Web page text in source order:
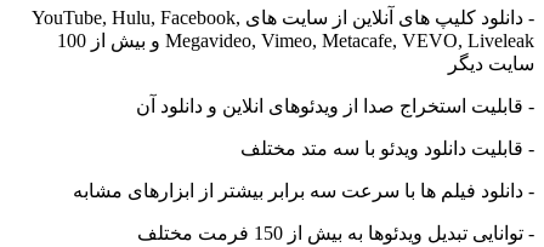
- دانلود کلیپ های آنلاین از سایت های YouTube, Hulu, Facebook,
Megavideo, Vimeo, Metacafe, VEVO, Liveleak و بیش از 100
دیگر
استخراج صدا از ویدئوهای انلاین و دانلود آن
دانلود ویدئو با سه متد مختلف
فیلم ها با سرعت سه برابر بیشتر از ابزارهای مشابه
تبدیل ویدئوها به بیش از 150 فرمت مختلف